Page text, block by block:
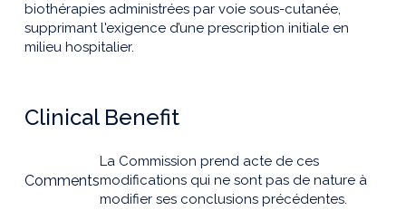
biothérapies administrées par voie sous-cutanée,
supprimant l'exigence d’une prescription initiale en
milieu hospitalier.
Clinical Benefit
Comments
La Commission prend acte de ces
modifications qui ne sont pas de nature à
modifier ses conclusions précédentes.